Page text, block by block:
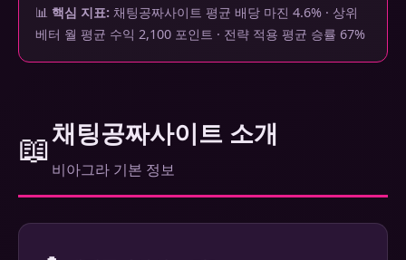
📊 핵심 지표: 채팅공짜사이트 평균 배당 마진 4.6% · 상위
베터 월 평균 수익 2,100 포인트 · 전략 적용 평균 승률 67%
📖채팅공짜사이트 소개
비아그라 기본 정보